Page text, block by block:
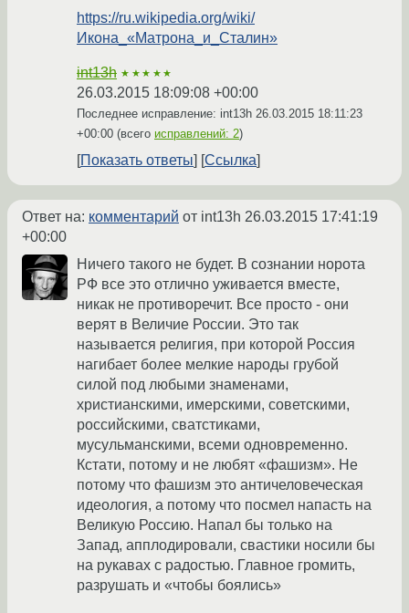
https://ru.wikipedia.org/wiki/
Икона_«Матрона_и_Сталин»
int13h ★★★★★
26.03.2015 18:09:08 +00:00
Последнее исправление: int13h 26.03.2015 18:11:23
+00:00 (всего исправлений: 2)
Показать ответы Ссылка
Ответ на: комментарий от int13h 26.03.2015 17:41:19
+00:00
Ничего такого не будет. В сознании норота
РФ все это отлично уживается вместе,
никак не противоречит. Все просто - они
верят в Величие России. Это так
называется религия, при которой Россия
нагибает более мелкие народы грубой
силой под любыми знаменами,
христианскими, имерскими, советскими,
российскими, сватстиками,
мусульманскими, всеми одновременно.
Кстати, потому и не любят «фашизм». Не
потому что фашизм это античеловеческая
идеология, а потому что посмел напасть на
Великую Россию. Напал бы только на
Запад, апплодировали, свастики носили бы
на рукавах с радостью. Главное громить,
разрушать и «чтобы боялись»